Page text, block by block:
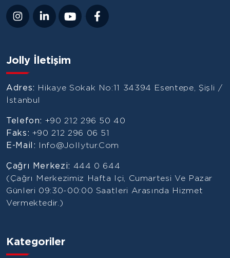
Jolly İletişim
Adres: Hikaye Sokak No:11 34394 Esentepe, Şişli /
İstanbul
Telefon: +90 212 296 50 40
Faks: +90 212 296 06 51
E-Mail: Info@jollytur.com
Çağrı Merkezi: 444 0 644
(Çağrı Merkezimiz Hafta Içi, Cumartesi Ve Pazar
Günleri 09:30-00:00 Saatleri Arasında Hizmet
Vermektedir.)
Kategoriler